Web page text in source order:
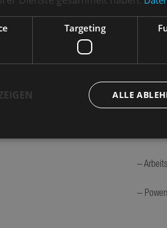
Die
–
–
–
– Eine
–
–
Targeting
ALLE